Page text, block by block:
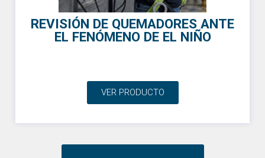
REVISIÓN DE QUEMADORES ANTE
EL FENÓMENO DE EL NIÑO
VER PRODUCTO